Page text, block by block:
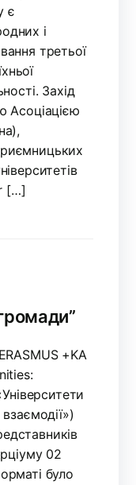
є
і
третьої
Захід
Асоціацією
[…]
+KA
02
було